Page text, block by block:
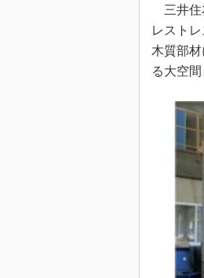
三井住
レスト
木質部
る大空